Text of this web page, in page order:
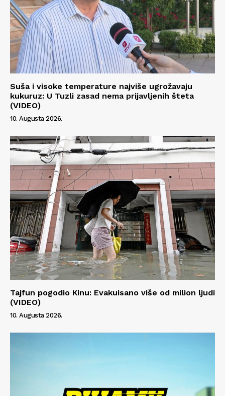
Info
O nama
Kontakt
Impressum
Suša i visoke temperature najviše ugrožavaju
kukuruz: U Tuzli zasad nema prijavljenih šteta
(VIDEO)
10. Augusta 2026.
Tajfun pogodio Kinu: Evakuisano više od milion ljudi
(VIDEO)
10. Augusta 2026.